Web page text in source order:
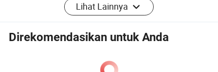
waktu
T/T, L/C, Western Union
Lihat Lainnya
Direkomendasikan untuk Anda